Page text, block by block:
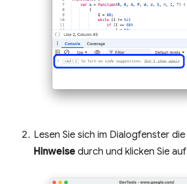
Lesen Sie sich im Dialogfenster die
Hinweise durch und klicken Sie auf